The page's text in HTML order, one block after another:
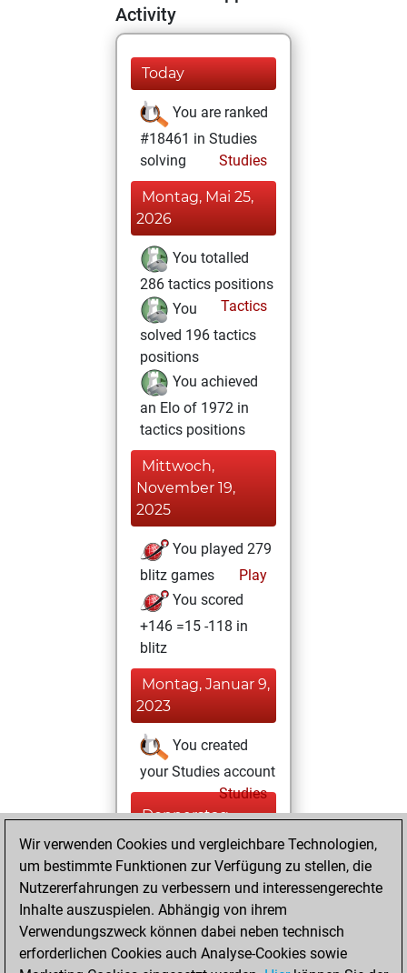
Activity
Today
You are ranked
#18461 in Studies
solving
Studies
Montag, Mai 25,
2026
You totalled
286 tactics positions
Tactics
You
solved 196 tactics
positions
You achieved
an Elo of 1972 in
tactics positions
Mittwoch,
November 19,
2025
You played 279
blitz games
Play
You scored
+146 =15 -118 in
blitz
Montag, Januar 9,
2023
You created
your Studies account
Studies
Donnerstag,
Februar 4, 2021
You played 29
bullet games
Play
You scored +18
=0 -11 in bullet
Wir verwenden Cookies und vergleichbare Technologien,
um bestimmte Funktionen zur Verfügung zu stellen, die
Nutzererfahrungen zu verbessern und interessengerechte
Inhalte auszuspielen. Abhängig von ihrem
Verwendungszweck können dabei neben technisch
erforderlichen Cookies auch Analyse-Cookies sowie